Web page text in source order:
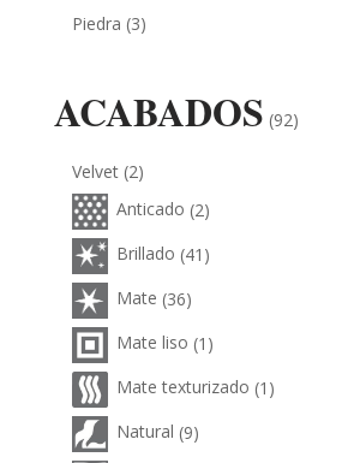
Piedra (3)
ACABADOS (92)
Velvet (2)
Anticado (2)
Brillado (41)
Mate (36)
Mate liso (1)
Mate texturizado (1)
Natural (9)